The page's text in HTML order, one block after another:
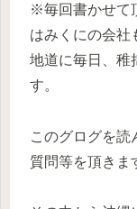
※毎回書かせて
はみくにの会社
地道に毎日、稚
す。
このグログを読
質問等を頂きま